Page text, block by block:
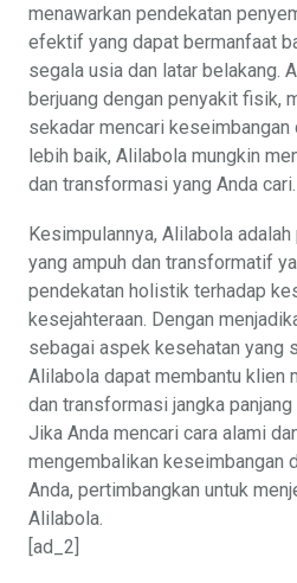
menawarkan pendekatan
efektif yang dapat bermanfaat
segala usia dan latar belakang.
berjuang dengan penyakit fisik,
sekadar mencari keseimbangan
lebih baik, Alilabola mungkin
dan transformasi yang Anda cari.
Kesimpulannya, Alilabola
yang ampuh dan transformatif
pendekatan holistik terhadap
kesejahteraan. Dengan
sebagai aspek kesehatan yang
Alilabola dapat membantu klien
dan transformasi jangka
Jika Anda mencari cara alami
mengembalikan keseimbangan
Anda, pertimbangkan untuk
Alilabola.
[ad_2]